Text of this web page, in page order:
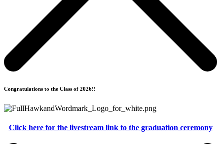
Congratulations to the Class of 2026!!
Click here for the livestream link to the graduation ceremony